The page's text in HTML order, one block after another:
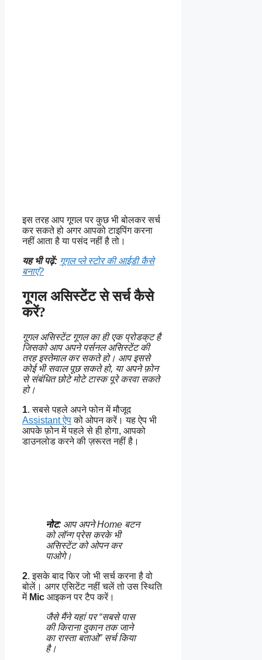
इस तरह आप गूगल पर कुछ भी बोलकर सर्च
कर सकते हो अगर आपको टाइपिंग करना
नहीं आता है या पसंद नहीं है तो।
यह भी पढ़ें: गूगल प्ले स्टोर की आईडी कैसे
बनाएं?
गूगल असिस्टेंट से सर्च कैसे
करें?
गूगल असिस्टेंट गूगल का ही एक प्रोडक्ट है
जिसको आप अपने पर्सनल असिस्टेंट की
तरह इस्तेमाल कर सकते हो। आप इससे
कोई भी सवाल पूछ सकते हो, या अपने फ़ोन
से संबंधित छोटे मोटे टास्क पूरे करवा सकते
हो।
1. सबसे पहले अपने फोन में मौजूद
Assistant ऐपको ओपन करें। यह ऐप भी
आपके फ़ोन में पहले से ही होगा, आपको
डाउनलोड करने की ज़रूरत नहीं है।
नोट: आप अपने Home बटन
को लॉन्ग प्रेस करके भी
असिस्टेंट को ओपन कर
पाओगे।
2. इसके बाद फिर जो भी सर्च करना है वो
बोलें। अगर एसिटेंट नहीं चलें तो उस स्थिति
में Mic आइकन पर टैप करें।
जैसे मैंने यहां पर “सबसे पास
की किराना दुकान तक जाने
का रास्ता बताओ” सर्च किया
है।